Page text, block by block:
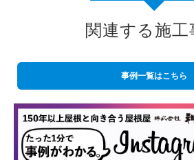
関連する施工
事例一覧はこちら